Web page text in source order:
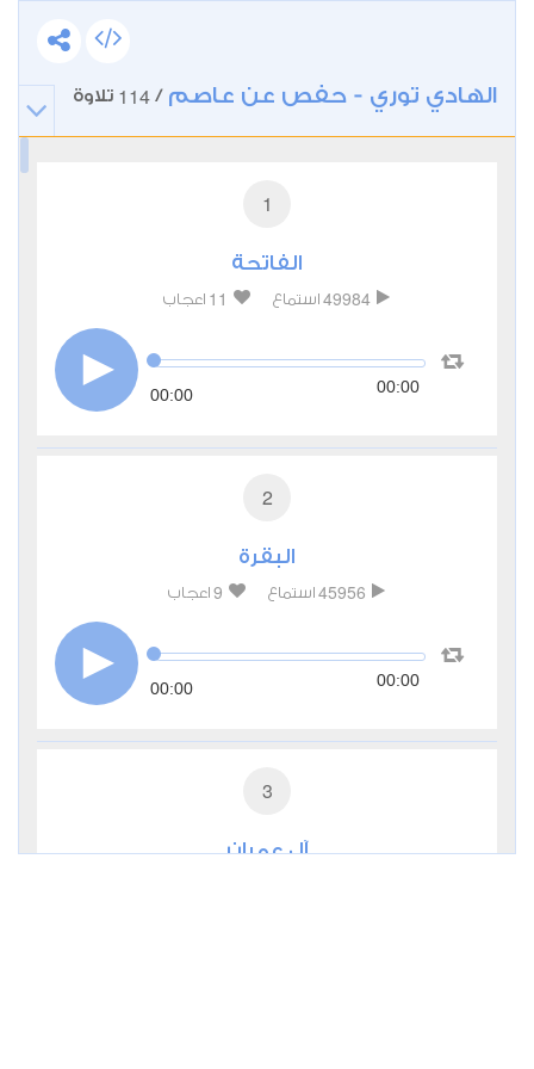
الهادي توري - حفص عن عاصم /
114 تلاوة
1
الفاتحة
49984 استماع 11 اعجاب
00:00 00:00
2
البقرة
45956 استماع 9 اعجاب
00:00 00:00
3
آل عمران